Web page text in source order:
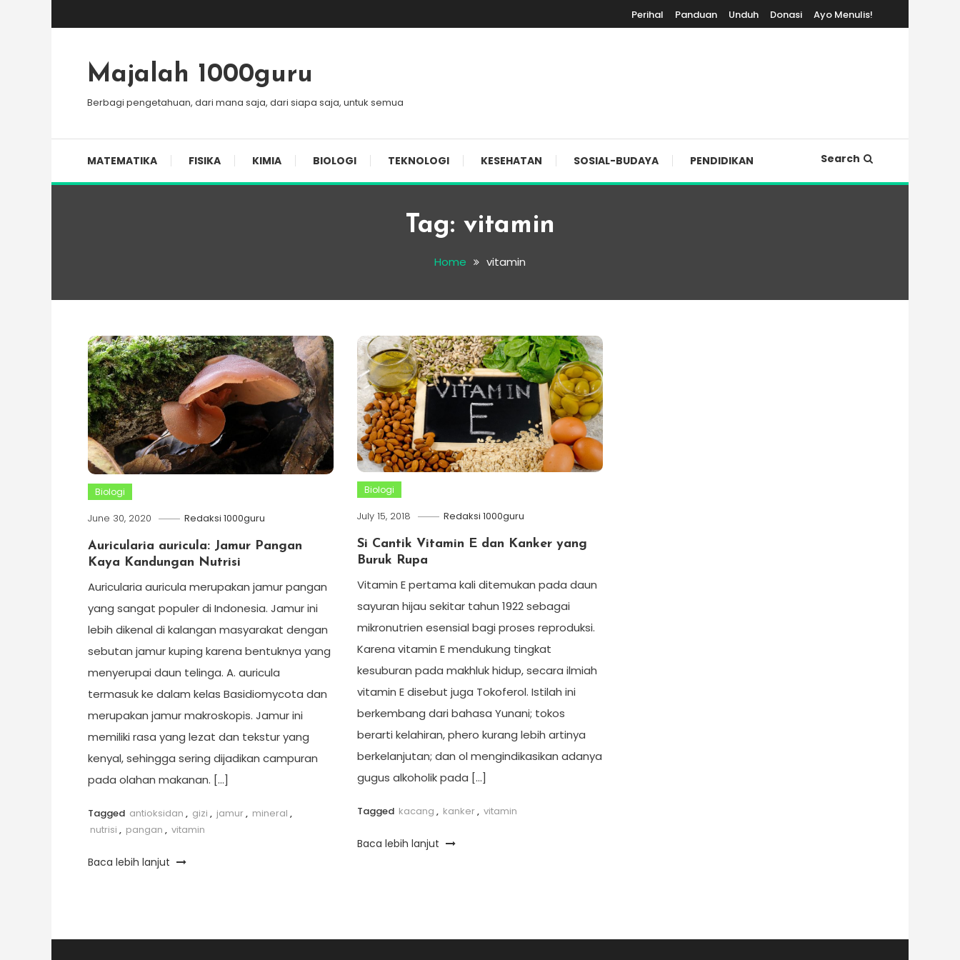
To
Perihal Panduan Unduh Donasi Ayo Menulis!
Majalah 1000guru
Berbagi pengetahuan, dari mana saja, dari siapa saja, untuk semua
MATEMATIKA FISIKA KIMIA BIOLOGI TEKNOLOGI KESEHATAN SOSIAL-BUDAYA PENDIDIKAN Search
Tag: vitamin
Home vitamin
Biologi
June 30, 2020 Redaksi 1000guru
Auricularia auricula: Jamur Pangan
Kaya Kandungan Nutrisi
Auricularia auricula merupakan jamur pangan
yang sangat populer di Indonesia. Jamur ini
lebih dikenal di kalangan masyarakat dengan
sebutan jamur kuping karena bentuknya yang
menyerupai daun telinga. A. auricula
termasuk ke dalam kelas Basidiomycota dan
merupakan jamur makroskopis. Jamur ini
memiliki rasa yang lezat dan tekstur yang
kenyal, sehingga sering dijadikan campuran
pada olahan makanan. […]
Tagged antioksidan , gizi , jamur, mineral ,
nutrisi , pangan , vitamin
Baca lebih lanjut
Biologi
July 15, 2018 Redaksi 1000guru
Si Cantik Vitamin E dan Kanker yang
Buruk Rupa
Vitamin E pertama kali ditemukan pada daun
sayuran hijau sekitar tahun 1922 sebagai
mikronutrien esensial bagi proses reproduksi.
Karena vitamin E mendukung tingkat
kesuburan pada makhluk hidup, secara ilmiah
vitamin E disebut juga Tokoferol. Istilah ini
berkembang dari bahasa Yunani; tokos
berarti kelahiran, phero kurang lebih artinya
berkelanjutan; dan ol mengindikasikan adanya
gugus alkoholik pada […]
Tagged kacang , kanker, vitamin
Baca lebih lanjut